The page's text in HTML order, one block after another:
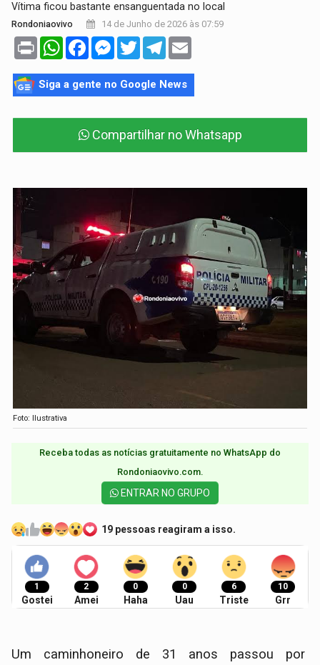
Vítima ficou bastante ensanguentada no local
Rondoniaovivo 14 de Junho de 2026 às 07:59
Print WhatsAppFacebookMessenger
TwitterTelegram
Siga a gente no Google News
Compartilhar no Whatsapp
Foto: Ilustrativa
Receba todas as notícias gratuitamente no WhatsApp do
Rondoniaovivo.com.​
ENTRAR NO GRUPO
19 pessoas reagiram a isso.
1
Gostei
2
Amei
0
Haha
0
Uau
6
Triste
10
Grr
Um caminhoneiro de 31 anos passou por